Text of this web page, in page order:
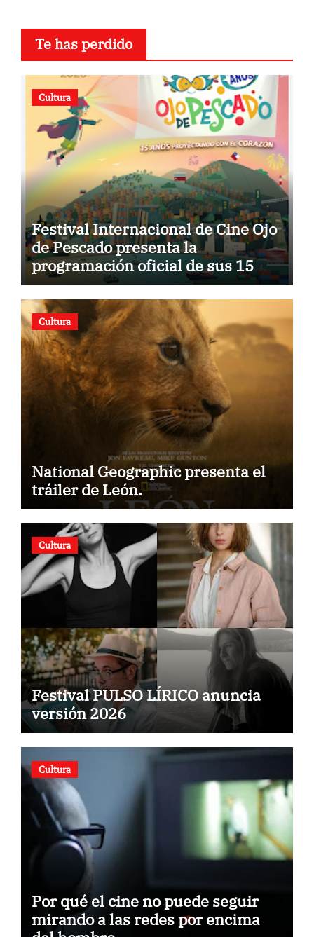
Te has perdido
Cultura
Festival Internacional de Cine Ojo
de Pescado presenta la
programación oficial de sus 15
años
Cultura
National Geographic presenta el
tráiler de León.
Cultura
Festival PULSO LÍRICO anuncia
versión 2026
Cultura
Por qué el cine no puede seguir
mirando a las redes por encima